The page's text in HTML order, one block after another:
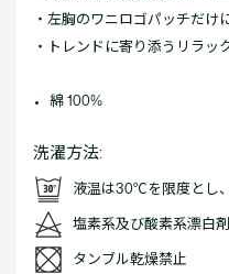
・左胸のワニロゴパッチだけ
・トレンドに寄り添うリラッ
綿 100%
洗濯方法:
液温は30℃を限度とし
塩素系及び酸素系漂白
タンブル乾燥禁止